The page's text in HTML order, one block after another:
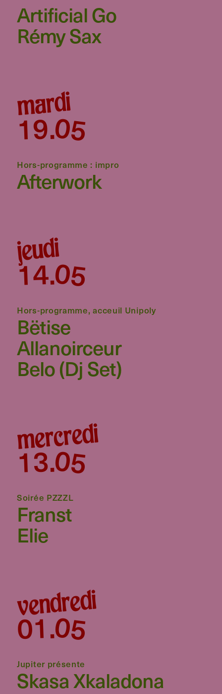
Artificial Go
Rémy Sax
mardi
05
.
19
Hors-programme : impro
Afterwork
jeudi
05
.
14
Hors-programme, acceuil Unipoly
Bëtise
Allanoirceur
Belo (dj Set)
mercredi
05
.
13
Soirée PZZZL
Franst
Elie
vendredi
05
.
01
Jupiter présente
Skasa Xkaladona